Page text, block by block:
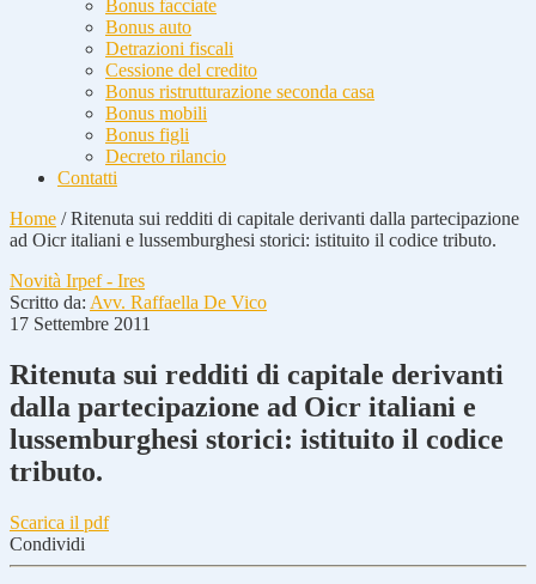
Bonus facciate
Bonus auto
Detrazioni fiscali
Cessione del credito
Bonus ristrutturazione seconda casa
Bonus mobili
Bonus figli
Decreto rilancio
Contatti
Home /Ritenuta sui redditi di capitale derivanti dalla partecipazione
ad Oicr italiani e lussemburghesi storici: istituito il codice tributo.
Novità Irpef - Ires
Scritto da: Avv. Raffaella De Vico
17 Settembre 2011
Ritenuta sui redditi di capitale derivanti
dalla partecipazione ad Oicr italiani e
lussemburghesi storici: istituito il codice
tributo.
Scarica il pdf
Condividi